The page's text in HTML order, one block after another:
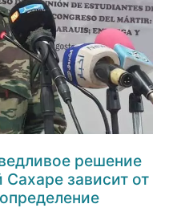
решение
зависит от